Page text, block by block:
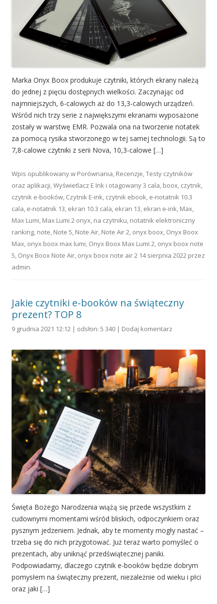
Marka Onyx Boox produkuje czytniki, których ekrany należą
do jednej z pięciu dostępnych wielkości. Zaczynając od
najmniejszych, 6-calowych aż do 13,3-calowych urządzeń.
Wśród nich trzy serie z największymi ekranami wyposażone
zostały w warstwę EMR. Pozwala ona na tworzenie notatek
za pomocą rysika stworzonego w tej samej technologii. Są to
7,8-calowe czytniki z serii Nova, 10,3-calowe […]
Wpis opublikowany w Porównania, Recenzje,Testy czytników
oraz aplikacji,Wyświetlacz E Ink i otagowany3 cala, boox, czytnik,
czytnik e-booków, Czytnik E-ink, czytnik ebook, e-notatnik 10.3
cala, e-notatnik 13, ekran 10.3 cala, ekran 13, ekran e-ink, Max,
Max Lumi, Max Lumi 2 onyx, na czytniku, notatnik elektroniczny
ranking, note, Note 5, Note Air, Note Air 2, onyx boox, Onyx Boox
Max, onyx boox max lumi, Onyx Boox Max Lumi 2, onyx boox note
5, Onyx Boox Note Air, onyx boox note air 2 14 sierpnia 2022 przez
admin.
Jakie czytniki e-booków na świąteczny
prezent? TOP 8
9 grudnia 2021 12:12 | odsłon: 5 340 | Dodaj komentarz
Święta Bożego Narodzenia wiążą się przede wszystkim z
cudownymi momentami wśród bliskich, odpoczynkiem oraz
pysznym jedzeniem. Jednak, aby te momenty mogły nastać –
trzeba się do nich przygotować. Już teraz warto pomyśleć o
prezentach, aby uniknąć przedświątecznej paniki.
Podpowiadamy, dlaczego czytnik e-booków będzie dobrym
pomysłem na świąteczny prezent, niezależnie od wieku i płci
oraz jaki […]